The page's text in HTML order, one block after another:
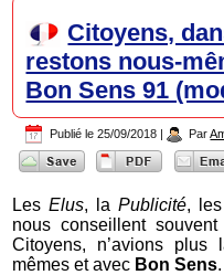
Citoyens,
restons nous-
Bon Sens 91
Publié le 25/09/2018 | Par
LesElus, la Publicité,
nous conseillent
Citoyens, n’avions
mêmes et avec Bon Sens.